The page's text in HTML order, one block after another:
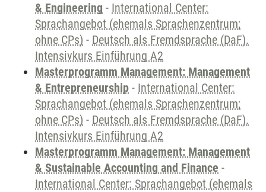
& Engineering - International Center:
Sprachangebot (ehemals Sprachenzentrum;
ohne CPs) - Deutsch als Fremdsprache (DaF).
Intensivkurs Einführung A2
Masterprogramm Management: Management
& Entrepreneurship - International Center:
Sprachangebot (ehemals Sprachenzentrum;
ohne CPs) - Deutsch als Fremdsprache (DaF).
Intensivkurs Einführung A2
Masterprogramm Management: Management
& Sustainable Accounting and Finance -
International Center: Sprachangebot (ehemals